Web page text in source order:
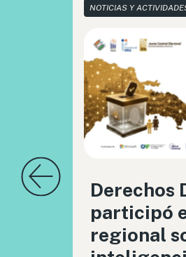
NOTICIAS Y
Derechos
participó
regional